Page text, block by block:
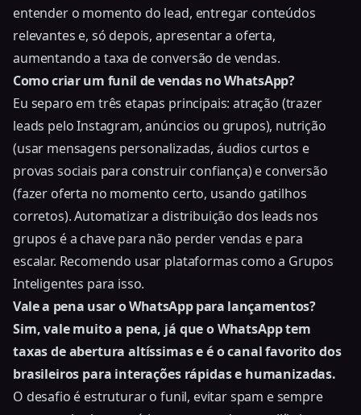
entender o momento do lead, entregar conteúdos
relevantes e, só depois, apresentar a oferta,
aumentando a taxa de conversão de vendas.
Como criar um funil de vendas no WhatsApp?
Eu separo em três etapas principais: atração (trazer
leads pelo Instagram, anúncios ou grupos), nutrição
(usar mensagens personalizadas, áudios curtos e
provas sociais para construir confiança) e conversão
(fazer oferta no momento certo, usando gatilhos
corretos). Automatizar a distribuição dos leads nos
grupos é a chave para não perder vendas e para
escalar. Recomendo usar plataformas como a Grupos
Inteligentes para isso.
Vale a pena usar o WhatsApp para lançamentos?
Sim, vale muito a pena, já que o WhatsApp tem
taxas de abertura altíssimas e é o canal favorito dos
brasileiros para interações rápidas e humanizadas.
O desafio é estruturar o funil, evitar spam e sempre